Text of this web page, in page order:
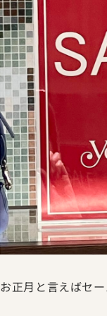
お正月と言えばセ